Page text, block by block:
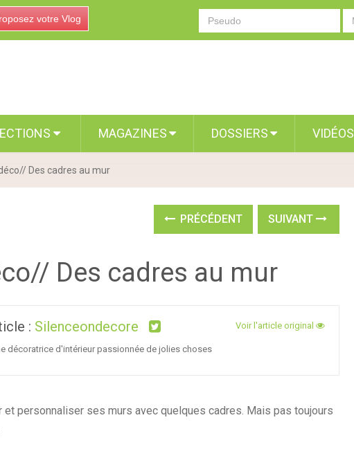
votre Vlog
MAGAZINES DOSSIERS VIDÉOS
Des cadres au mur
PRÉCÉDENT SUIVANT
Des cadres au mur
: Silenceondecore Voir l'article original
décoratrice d'intérieur passionnée de jolies choses
personnaliser ses murs avec quelques cadres. Mais pas toujours